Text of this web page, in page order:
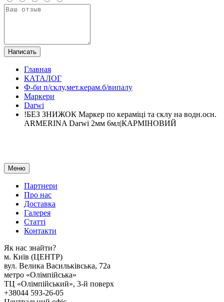
Написать
Главная
КАТАЛОГ
Ф-би п/склу,мет.керам.б/випалу
Маркери
Darwi
!БЕЗ ЗНИЖОК Маркер по кераміці та склу на водн.осн.
ARMERINA Darwi 2мм 6мл|КАРМІНОВИЙ
Меню
Партнери
Про нас
Доставка
Галерея
Статтi
Контакти
Як наc знайти?
м. Киïв (ЦЕНТР)
вул. Велика Васильківська, 72а
метро «Олімпійська»
ТЦ «Олімпійський», 3-й поверх
+38044 593-26-05